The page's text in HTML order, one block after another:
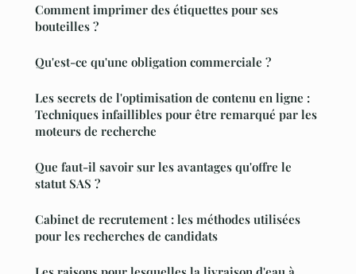
Comment imprimer des étiquettes pour ses
bouteilles ?
Qu'est-ce qu'une obligation commerciale ?
Les secrets de l'optimisation de contenu en ligne :
Techniques infaillibles pour être remarqué par les
moteurs de recherche
Que faut-il savoir sur les avantages qu'offre le
statut SAS ?
Cabinet de recrutement : les méthodes utilisées
pour les recherches de candidats